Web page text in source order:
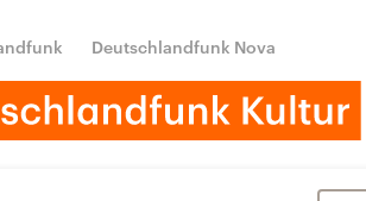
Deutschlandfunk Nova